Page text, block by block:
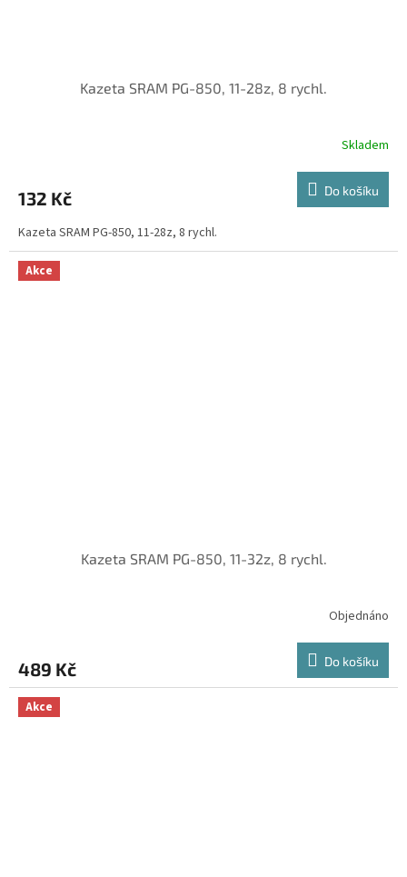
Kazeta SRAM PG-850, 11-28z, 8 rychl.
Skladem
132 Kč Do košíku
Kazeta SRAM PG-850, 11-28z, 8 rychl.
Akce
Kazeta SRAM PG-850, 11-32z, 8 rychl.
Objednáno
489 Kč Do košíku
Akce